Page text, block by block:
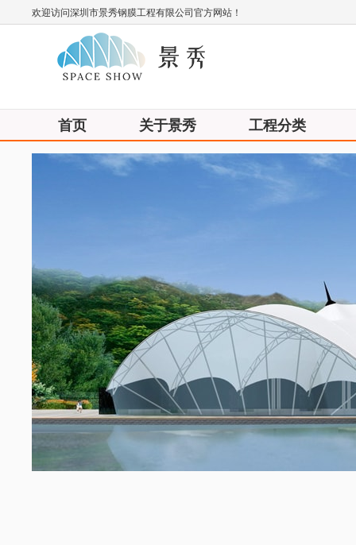
欢迎访问深圳市景秀钢膜工程有限公司官方网站！
首页 关于景秀 工程分类